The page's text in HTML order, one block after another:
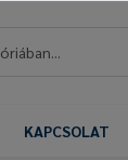
KAPCSOLAT